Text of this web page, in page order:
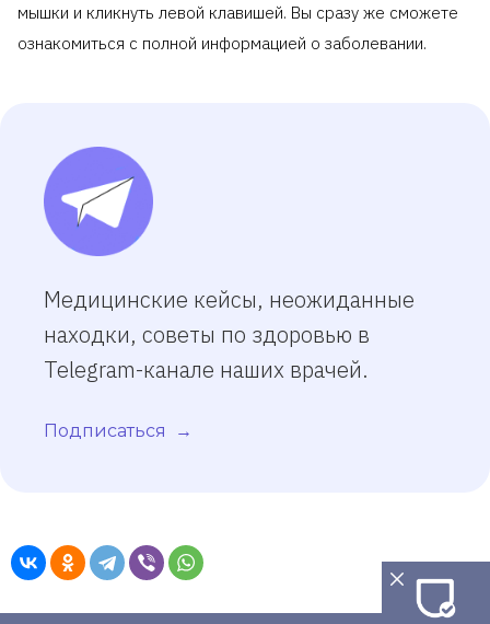
мышки и кликнуть левой клавишей. Вы сразу же сможете
ознакомиться с полной информацией о заболевании.
Медицинские кейсы, неожиданные
находки, советы по здоровью в
Telegram-канале наших врачей.
Подписаться